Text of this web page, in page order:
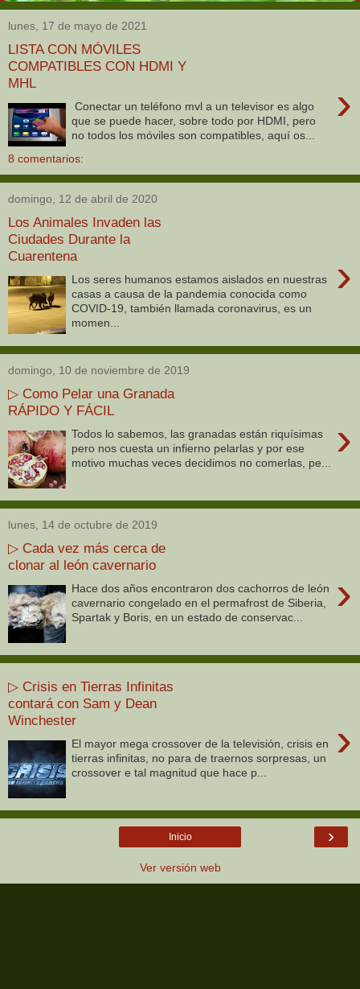
lunes, 17 de mayo de 2021
LISTA CON MÓVILES
COMPATIBLES CON HDMI Y
MHL
›
Conectar un teléfono mvl a un televisor es algo
que se puede hacer, sobre todo por HDMI, pero
no todos los móviles son compatibles, aquí os...
8 comentarios:
domingo, 12 de abril de 2020
Los Animales Invaden las
Ciudades Durante la
Cuarentena
›
Los seres humanos estamos aislados en nuestras
casas a causa de la pandemia conocida como
COVID-19, también llamada coronavirus, es un
momen...
domingo, 10 de noviembre de 2019
▷ Como Pelar una Granada
RÁPIDO Y FÁCIL
›
Todos lo sabemos, las granadas están riquísimas
pero nos cuesta un infierno pelarlas y por ese
motivo muchas veces decidimos no comerlas, pe...
lunes, 14 de octubre de 2019
▷ Cada vez más cerca de
clonar al león cavernario
›
Hace dos años encontraron dos cachorros de león
cavernario congelado en el permafrost de Siberia,
Spartak y Boris, en un estado de conservac...
▷ Crisis en Tierras Infinitas
contará con Sam y Dean
Winchester
›
El mayor mega crossover de la televisión, crisis en
tierras infinitas, no para de traernos sorpresas, un
crossover e tal magnitud que hace p...
›
Inicio
Ver versión web